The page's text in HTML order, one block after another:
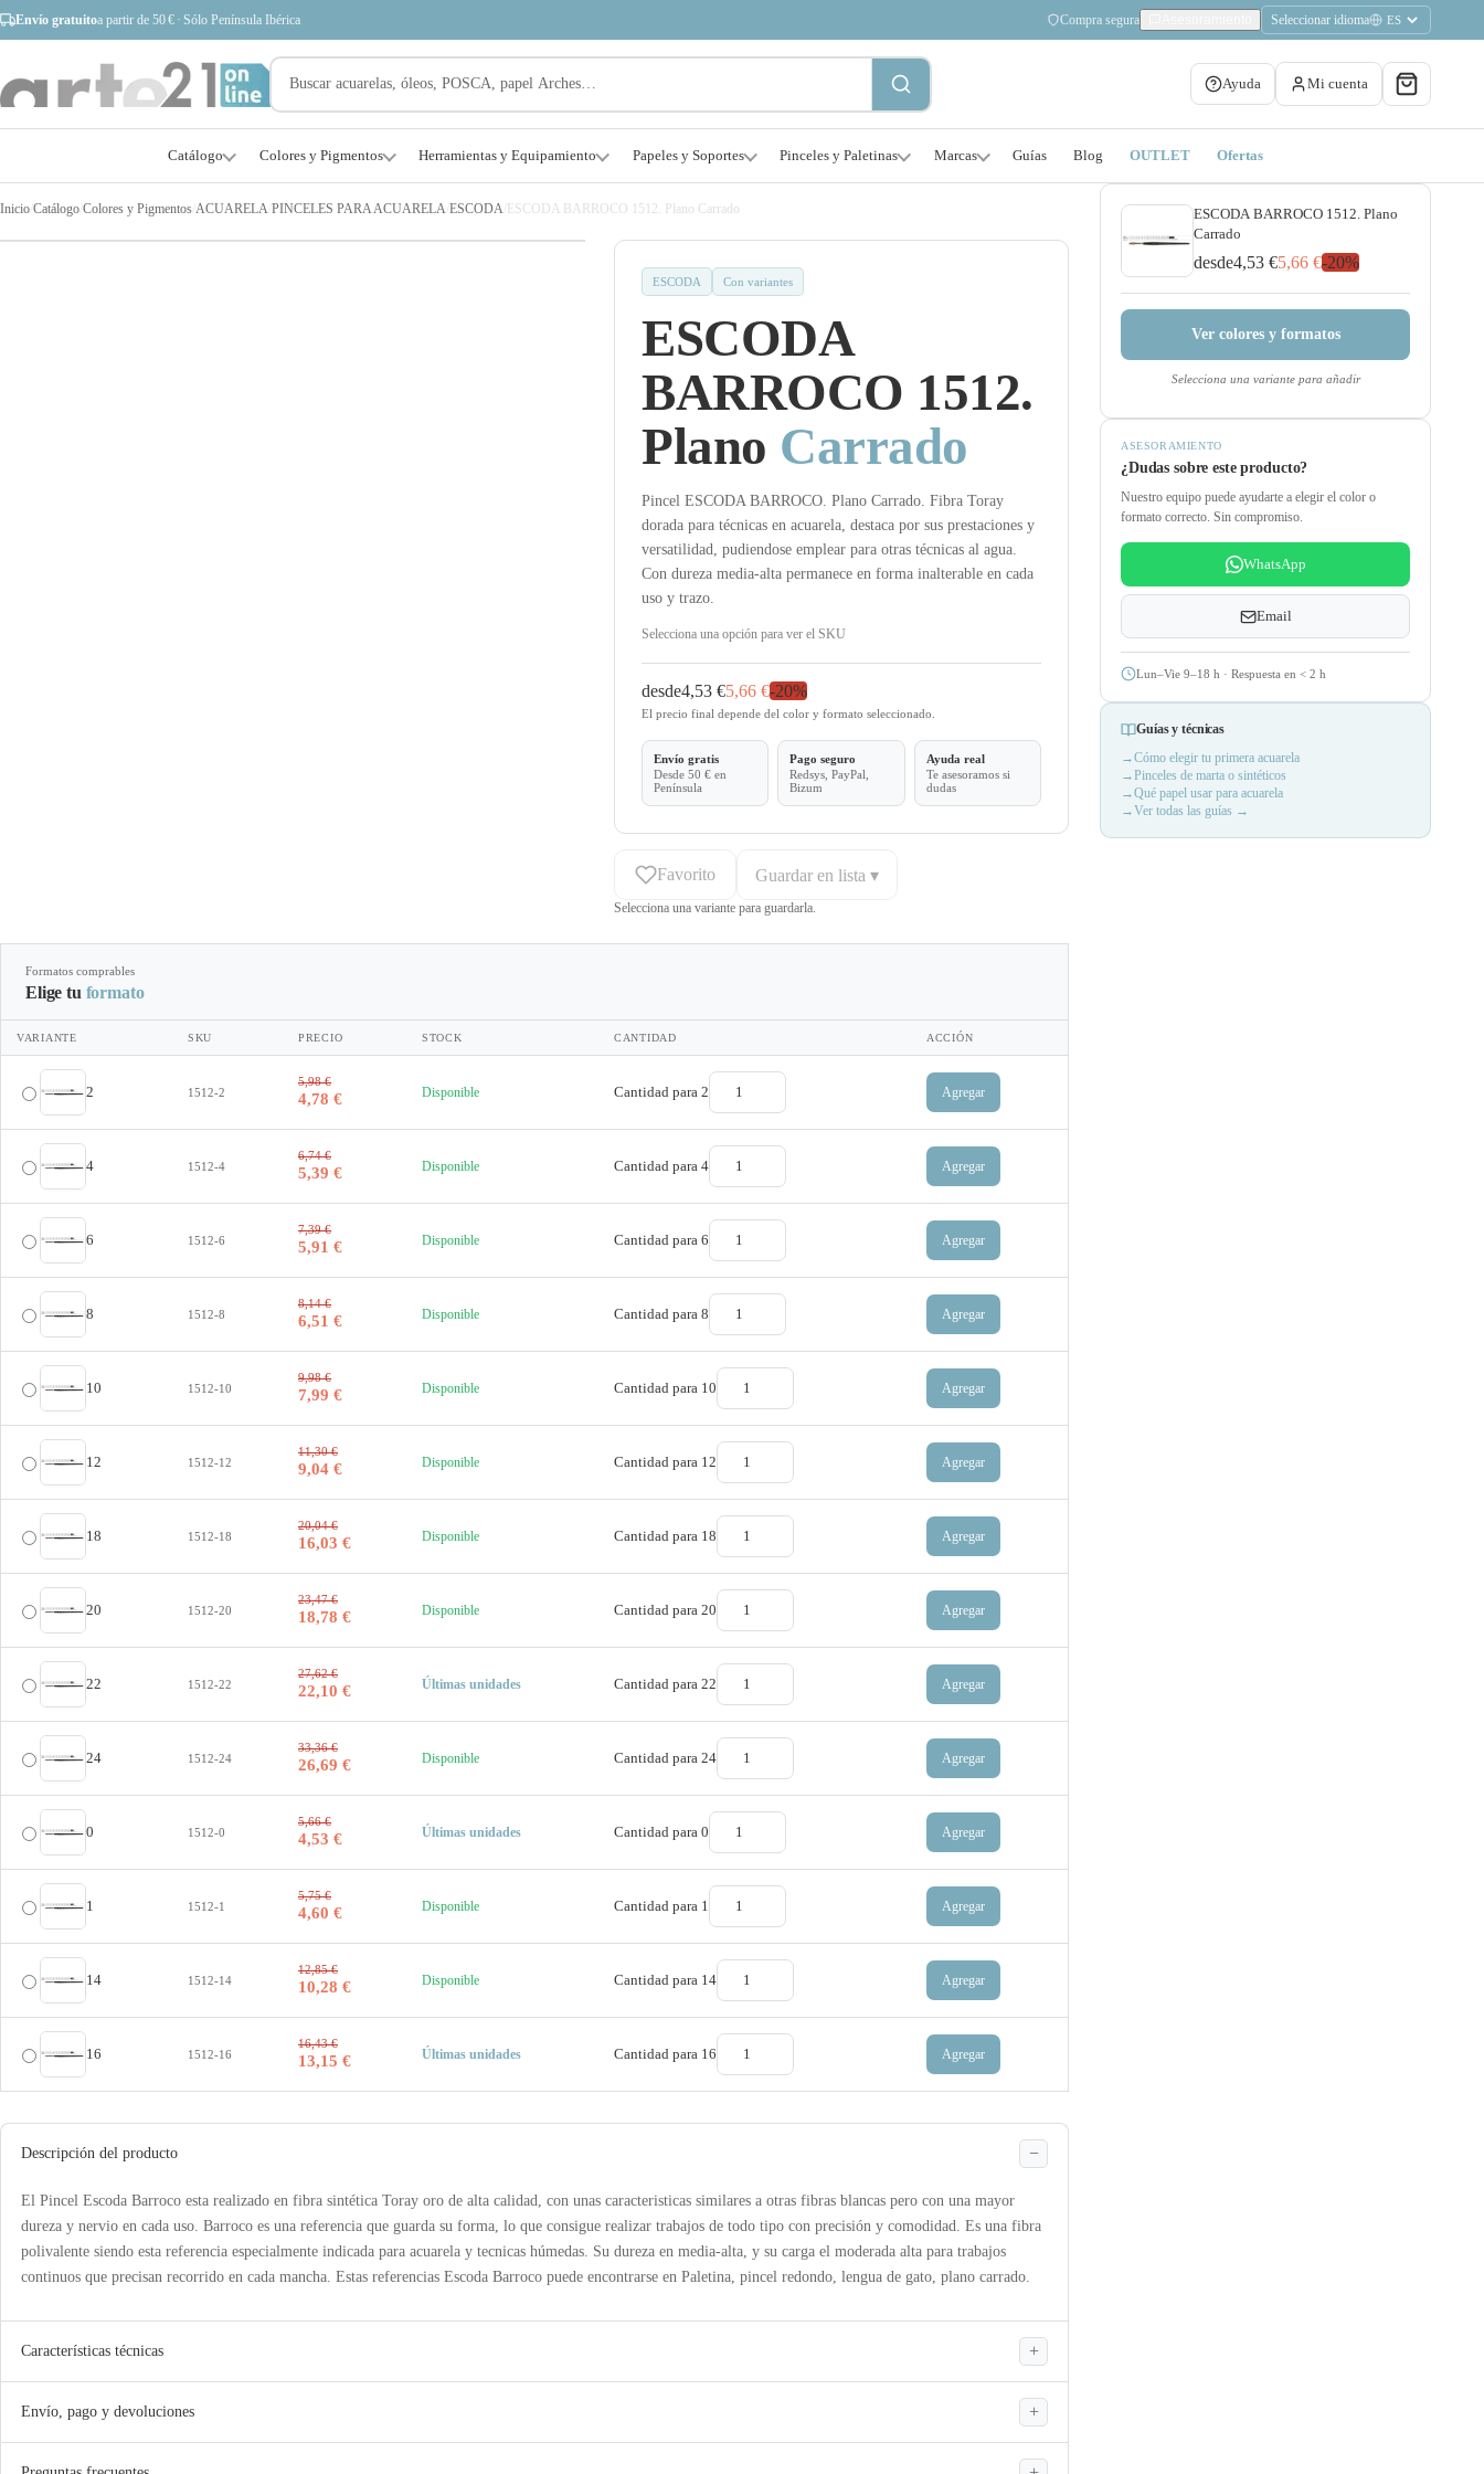
Envío gratuitoa partir de 50 € · Sólo Península Ibérica Compra segura Seleccionar idioma
Ayuda Mi cuenta
Catálogo Colores y Pigmentos Herramientas y Equipamiento Papeles y Soportes Pinceles y Paletinas Marcas Guías Blog OUTLET Ofertas
Inicio Catálogo Colores y Pigmentos ACUARELA PINCELES PARA ACUARELA ESCODA ESCODA BARROCO 1512. Plano Carrado
ESCODA Con variantes
ESCODA
BARROCO 1512.
Plano Carrado
Pincel ESCODA BARROCO. Plano Carrado. Fibra Toray
dorada para técnicas en acuarela, destaca por sus prestaciones y
versatilidad, pudiendose emplear para otras técnicas al agua.
Con dureza media-alta permanece en forma inalterable en cada
uso y trazo.
Selecciona una opción para ver el SKU
desde4,53 €5,66 €-20%
El precio final depende del color y formato seleccionado.
Envío gratis
Desde 50 € en
Península
Pago seguro
Redsys, PayPal,
Bizum
Ayuda real
Te asesoramos si
dudas
Favorito Guardar en lista ▾
Selecciona una variante para guardarla.
Formatos comprables
Elige tu formato
VARIANTE SKU PRECIO STOCK CANTIDAD ACCIÓN
2 1512-2
5,98 €
4,78 € Disponible Cantidad para 2 Agregar
4 1512-4
6,74 €
5,39 € Disponible Cantidad para 4 Agregar
6 1512-6
7,39 €
5,91 € Disponible Cantidad para 6 Agregar
8 1512-8
8,14 €
6,51 € Disponible Cantidad para 8 Agregar
10 1512-10
9,98 €
7,99 € Disponible Cantidad para 10 Agregar
12 1512-12
11,30 €
9,04 € Disponible Cantidad para 12 Agregar
18 1512-18
20,04 €
16,03 € Disponible Cantidad para 18 Agregar
20 1512-20
23,47 €
18,78 € Disponible Cantidad para 20 Agregar
22 1512-22
27,62 €
22,10 € Últimas unidades Cantidad para 22 Agregar
24 1512-24
33,36 €
26,69 € Disponible Cantidad para 24 Agregar
0 1512-0
5,66 €
4,53 € Últimas unidades Cantidad para 0 Agregar
1 1512-1
5,75 €
4,60 € Disponible Cantidad para 1 Agregar
14 1512-14
12,85 €
10,28 € Disponible Cantidad para 14 Agregar
16 1512-16
16,43 €
13,15 € Últimas unidades Cantidad para 16 Agregar
Descripción del producto
El Pincel Escoda Barroco esta realizado en fibra sintética Toray oro de alta calidad, con unas caracteristicas similares a otras fibras blancas pero con una mayor
dureza y nervio en cada uso. Barroco es una referencia que guarda su forma, lo que consigue realizar trabajos de todo tipo con precisión y comodidad. Es una fibra
polivalente siendo esta referencia especialmente indicada para acuarela y tecnicas húmedas. Su dureza en media-alta, y su carga el moderada alta para trabajos
continuos que precisan recorrido en cada mancha. Estas referencias Escoda Barroco puede encontrarse en Paletina, pincel redondo, lengua de gato, plano carrado.
Características técnicas
Envío, pago y devoluciones
ESCODA BARROCO 1512. Plano
Carrado
desde4,53 €5,66 €-20%
Ver colores y formatos
Selecciona una variante para añadir
ASESORAMIENTO
¿Dudas sobre este producto?
Nuestro equipo puede ayudarte a elegir el color o
formato correcto. Sin compromiso.
WhatsApp
Email
Lun–Vie 9–18 h · Respuesta en < 2 h
Guías y técnicas
Cómo elegir tu primera acuarela
Pinceles de marta o sintéticos
Qué papel usar para acuarela
Ver todas las guías →